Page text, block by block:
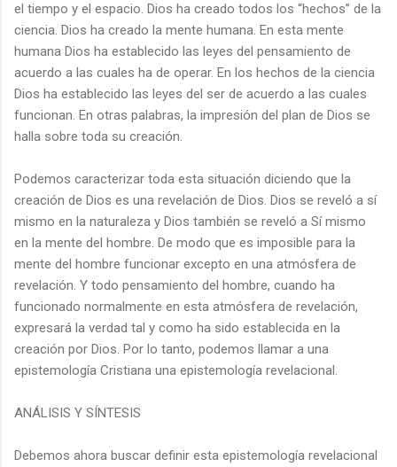
el tiempo y el espacio. Dios ha creado todos los “hechos” de la
ciencia. Dios ha creado la mente humana. En esta mente
humana Dios ha establecido las leyes del pensamiento de
acuerdo a las cuales ha de operar. En los hechos de la ciencia
Dios ha establecido las leyes del ser de acuerdo a las cuales
funcionan. En otras palabras, la impresión del plan de Dios se
halla sobre toda su creación.
Podemos caracterizar toda esta situación diciendo que la
creación de Dios es una revelación de Dios. Dios se reveló a sí
mismo en la naturaleza y Dios también se reveló a Sí mismo
en la mente del hombre. De modo que es imposible para la
mente del hombre funcionar excepto en una atmósfera de
revelación. Y todo pensamiento del hombre, cuando ha
funcionado normalmente en esta atmósfera de revelación,
expresará la verdad tal y como ha sido establecida en la
creación por Dios. Por lo tanto, podemos llamar a una
epistemología Cristiana una epistemología revelacional.
ANÁLISIS Y SÍNTESIS
Debemos ahora buscar definir esta epistemología revelacional